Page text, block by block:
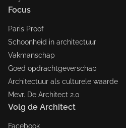
Focus
Paris Proof
Schoonheid in architectuur
Vakmanschap
Goed opdrachtgeverschap
Architectuur als culturele waarde
Mevr. De Architect 2.0
Volg de Architect
Facebook